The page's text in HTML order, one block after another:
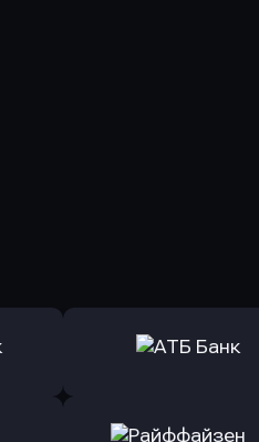
Оправить заявку